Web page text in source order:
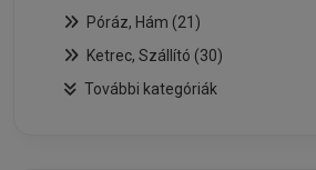
Póráz, Hám (21)
Ketrec, Szállító (30)
További kategóriák